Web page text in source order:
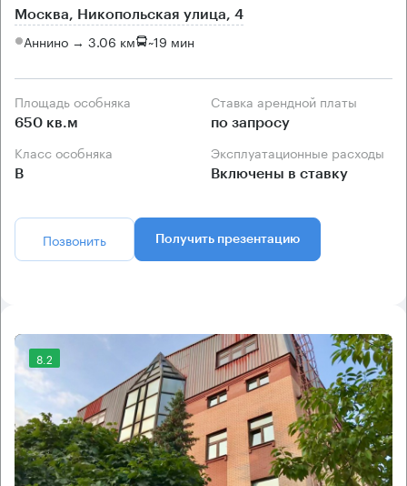
Москва, Никопольская улица, 4
Аннино → 3.06 км ~19 мин
Площадь особняка
650 кв.м
Ставка арендной платы
по запросу
Класс особняка
B
Эксплуатационные расходы
Включены в ставку
Позвонить Получить презентацию
8.2